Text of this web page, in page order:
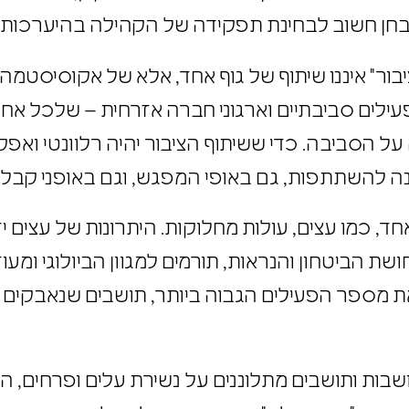
חשוב לבחינת תפקידה של הקהילה
איננו שיתוף של גוף אחד, אלא של
פעילים סביבתיים וארגוני חברה אזרחית –
הסביבה. כדי ששיתוף הציבור יהיה רלוונטי
להשתתפות, גם באופי המפגש, וגם באופני
כמו עצים, עולות מחלוקות. היתרונות של
הביטחון והנראות, תורמים למגוון הביולוגי
מספר הפעילים הגבוה ביותר, תושבים
ותושבים מתלוננים על נשירת עלים